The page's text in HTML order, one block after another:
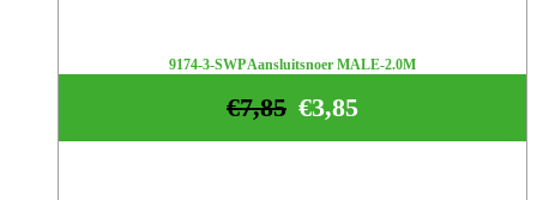
9174-3-SWP Aansluitsnoer MALE-2.0M
€3,85
€7,85